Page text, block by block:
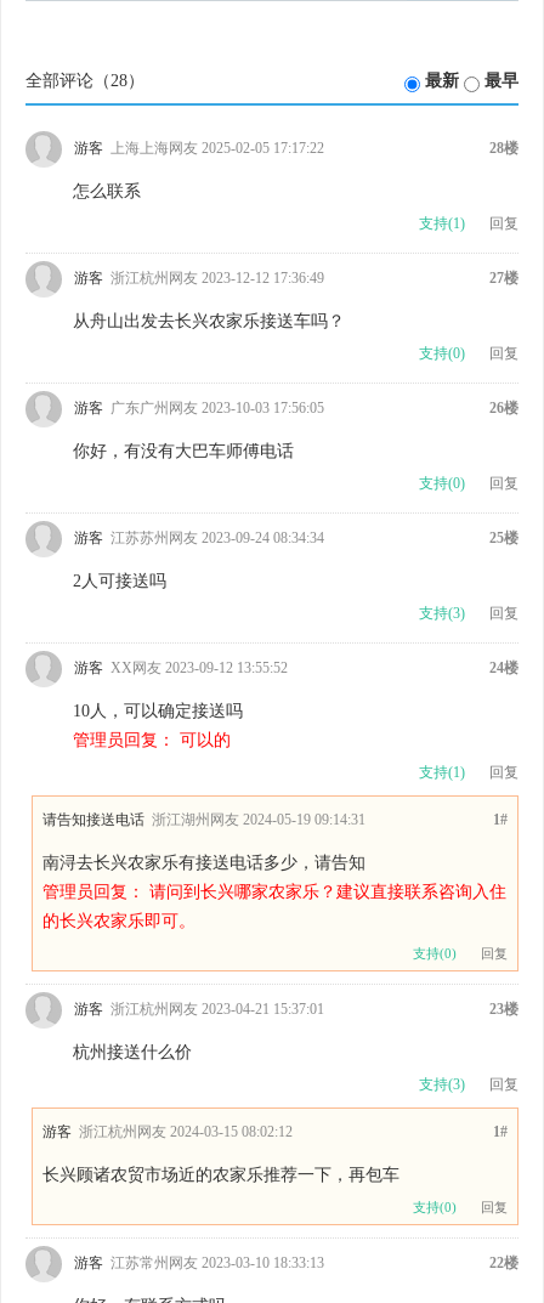
全部评论（ 28） 最新 最早
28楼
游客 上海上海网友 2025-02-05 17:17:22
怎么联系
支持(1) 回复
27楼
游客 浙江杭州网友 2023-12-12 17:36:49
从舟山出发去长兴农家乐接送车吗？
支持(0) 回复
26楼
游客 广东广州网友 2023-10-03 17:56:05
你好，有没有大巴车师傅电话
支持(0) 回复
25楼
游客 江苏苏州网友 2023-09-24 08:34:34
2人可接送吗
支持(3) 回复
24楼
游客 XX网友 2023-09-12 13:55:52
10人，可以确定接送吗
管理员回复： 可以的
支持(1) 回复
1#
请告知接送电话 浙江湖州网友 2024-05-19 09:14:31
南浔去长兴农家乐有接送电话多少，请告知
管理员回复： 请问到长兴哪家农家乐？建议直接联系咨询入住
的长兴农家乐即可。
支持(0) 回复
23楼
游客 浙江杭州网友 2023-04-21 15:37:01
杭州接送什么价
支持(3) 回复
1#
游客 浙江杭州网友 2024-03-15 08:02:12
长兴顾诸农贸市场近的农家乐推荐一下，再包车
支持(0) 回复
22楼
游客 江苏常州网友 2023-03-10 18:33:13